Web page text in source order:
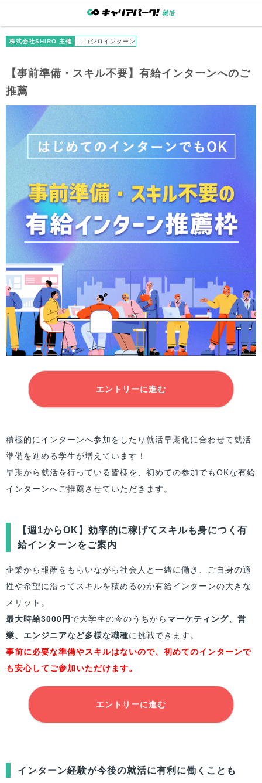
株式会社SHiRO 主催 ココシロインターン
【事前準備・スキル不要】有給インターンへのご
推薦
エントリーに進む
積極的にインターンへ参加をしたり就活早期化に合わせて就活
準備を進める学生が増えています！
早期から就活を行っている皆様を、初めての参加でもOKな有給
インターンへご推薦させていただきます。
【週1からOK】効率的に稼げてスキルも身につく有
給インターンをご案内
企業から報酬をもらいながら社会人と一緒に働き、ご自身の適
性や希望に沿ってスキルを積めるのが有給インターンの大きな
メリット。
最大時給3000円 で大学生の今のうちから マーケティング、営
業、エンジニアなど多様な職種に挑戦できます。
事前に必要な準備やスキルはないので、初めてのインターンで
も安心してご参加いただけます。
エントリーに進む
インターン経験が今後の就活に有利に働くことも